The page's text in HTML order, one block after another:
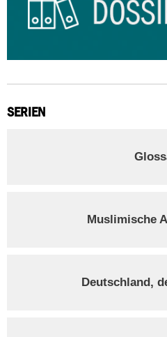
SERIEN
Muslimische
Deutschland,